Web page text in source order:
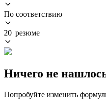
По соответствию
20 резюме
Ничего не
Попробуйте изменить